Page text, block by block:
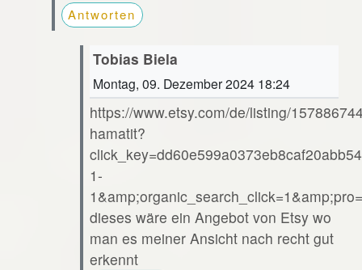
Antworten
Tobias Biela
Montag, 09. Dezember 2024 18:24
https://www.etsy.com/de/listing/
hamatit?
1-
dieses wäre ein Angebot von Etsy wo
man es meiner Ansicht nach recht gut
erkennt